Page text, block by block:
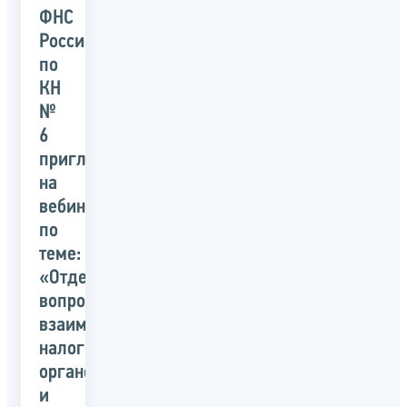
ФНС
России
по
КН
№
6
приглашает
на
вебинар
по
теме:
«Отдельные
вопросы
взаимодействия
налоговых
органов
и